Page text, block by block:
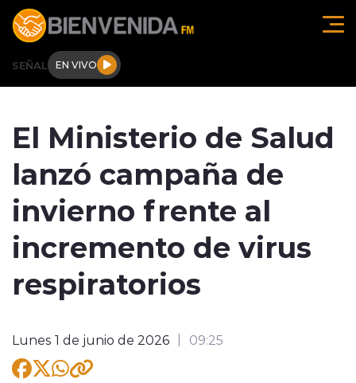
Click acá para ir directamente al contenido
SEÑAL EN VIVO
Regionales
Internacional
Entrevistas
El Ministerio de Salud
lanzó campaña de
invierno frente al
incremento de virus
respiratorios
Lunes 1 de junio de 2026 09:25